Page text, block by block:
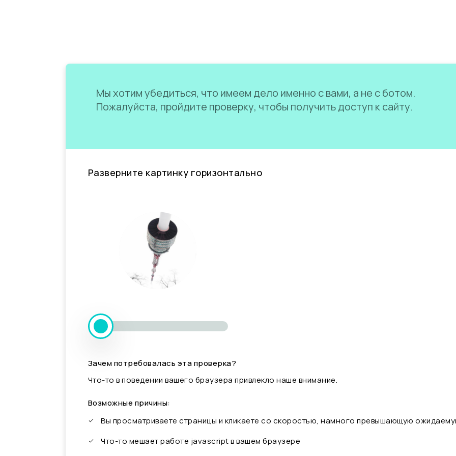
Мы хотим убедиться, что имеем дело именно с вами, а не с ботом.
Пожалуйста, пройдите проверку, чтобы получить доступ к сайту.
Разверните картинку горизонтально
Зачем потребовалась эта проверка?
Что-то в поведении вашего браузера привлекло наше внимание.
Возможные причины:
Вы просматриваете страницы и кликаете со скоростью, намного превышающую
Что-то мешает работе javascript в вашем браузере